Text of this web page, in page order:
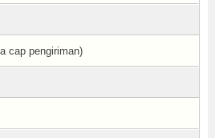
cap pengiriman)